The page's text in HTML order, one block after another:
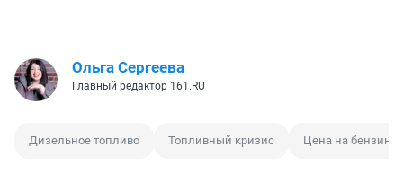
Ольга Сергеева
Главный редактор 161.RU
Дизельное топливо Топливный кризис Цена на бензин